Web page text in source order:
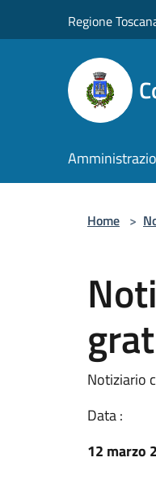
Regione
Home >
Notiziario
Data :
12 marzo